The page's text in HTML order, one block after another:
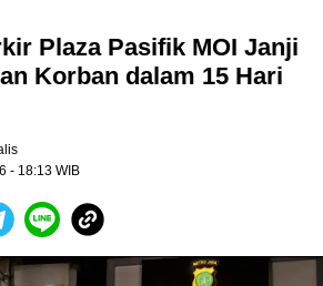
Plaza Pasifik MOI Janji
Korban dalam 15 Hari
- 18:13 WIB